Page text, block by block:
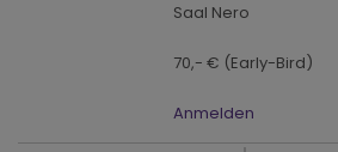
Saal Nero
70,- € (Early-Bird)
Anmelden